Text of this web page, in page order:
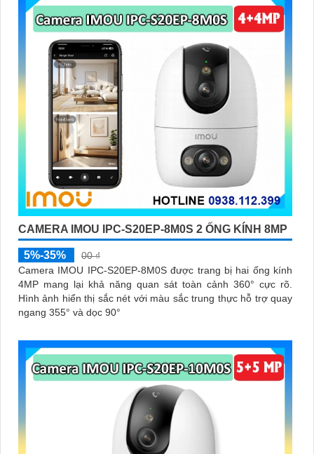
CAMERA IMOU IPC-S20EP-8M0S 2 ỐNG KÍNH 8MP
5%-35%
00 ₫
Camera IMOU IPC-S20EP-8M0S được trang bị hai ống kính
4MP mang lại khả năng quan sát toàn cảnh 360° cực rõ.
Hình ảnh hiển thị sắc nét với màu sắc trung thực hỗ trợ quay
ngang 355° và dọc 90°